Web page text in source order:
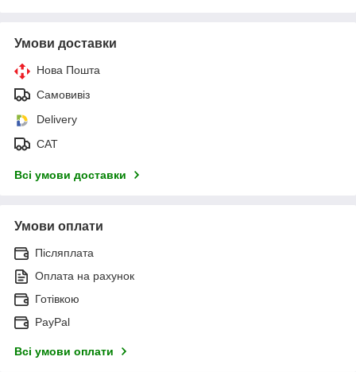
Умови доставки
Нова Пошта
Самовивіз
Delivery
САТ
Всі умови доставки
Умови оплати
Післяплата
Оплата на рахунок
Готівкою
PayPal
Всі умови оплати